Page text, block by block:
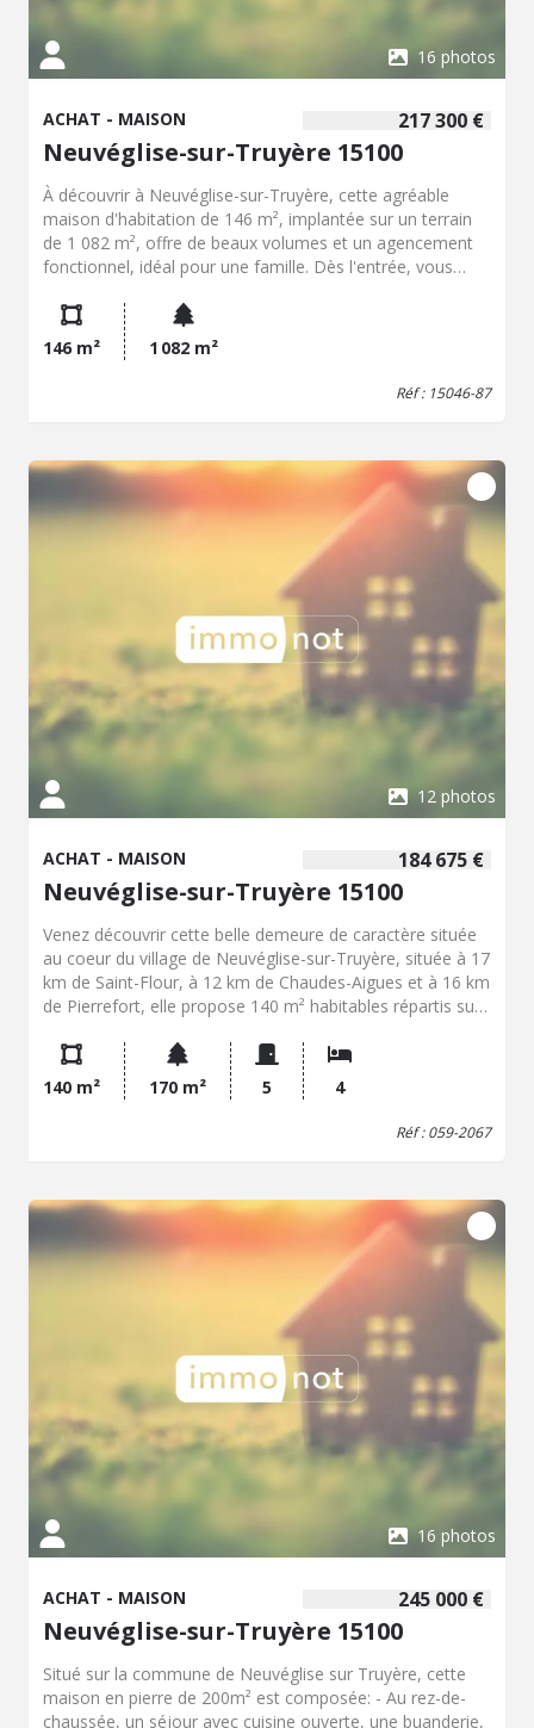
16 photos
217 300 €
ACHAT - MAISON
Neuvéglise-sur-Truyère 15100
À découvrir à Neuvéglise-sur-Truyère, cette agréable
maison d'habitation de 146 m², implantée sur un terrain
de 1 082 m², offre de beaux volumes et un agencement
fonctionnel, idéal pour une famille. Dès l'entrée, vous
conviviale. Le rez-de-chaussée dispose également d'un
couloir desservant une suite parentale avec sa salle de
bains et ses WC, ainsi qu'une seconde chambre
bénéficiant de sa propre salle d'eau. À l'étage, un vaste
ou coin lecture. Vous y trouverez également trois
chambres supplémentaires ainsi qu'un grenier, offrant un
espace de rangement appréciable. Le sous-sol complet
comprend une chaufferie, une cave, un atelier, une
buanderie et un garage, apportant un véritable confort au
quotidien. À l'extérieur, le terrain de 1 082 m² permet de
profiter pleinement des beaux jours. Une dépendance
située au fond du jardin complète l'ensemble et pourra
être utilisée selon vos projets : atelier, stockage ou
espace de loisirs. Cette maison aux beaux volumes
représente une belle opportunité pour ceux qui
recherchent un cadre de vie agréable à Neuvéglise-sur-
Truyère, avec de nombreux espaces de vie, des
dépendances et un terrain facile à entretenir.
146 m² 1 082 m²
Réf : 15046-87
12 photos
184 675 €
ACHAT - MAISON
Neuvéglise-sur-Truyère 15100
Venez découvrir cette belle demeure de caractère située
au coeur du village de Neuvéglise-sur-Truyère, située à 17
km de Saint-Flour, à 12 km de Chaudes-Aigues et à 16 km
de Pierrefort, elle propose 140 m² habitables répartis sur
aménageable. La maison dispose au rez-de-chaussée
d'un SAS d'entrée, une grande cuisine ouverte sur le
séjour et un accès garage / atelier et un wc indépendant.
A l'étage se trouver 4 chambres dont une avec dressing
se trouve un grand grenier aménageable. Et enfin le sous-
sol où se trouve deux caves et une cave à vin. Chauffage :
Chaudière Fioul - Huisseries : Double vitrage -
Assainissement : collectif.
140 m² 170 m² 5 4
Réf : 059-2067
16 photos
245 000 €
ACHAT - MAISON
Neuvéglise-sur-Truyère 15100
Situé sur la commune de Neuvéglise sur Truyère, cette
maison en pierre de 200m² est composée: - Au rez-de-
chaussée, un séjour avec cuisine ouverte, une buanderie,